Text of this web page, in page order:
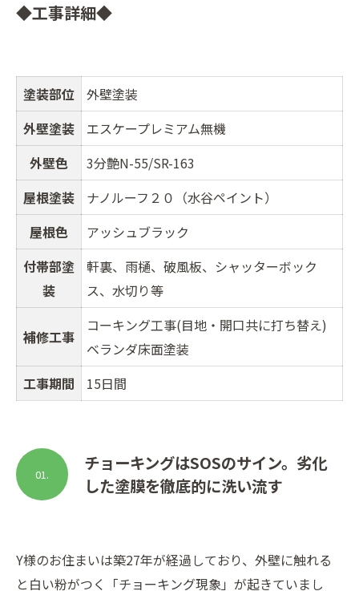
◆工事詳細◆
塗装部位
外壁塗装
外壁塗装
エスケープレミアム無機
外壁色
3分艶N-55/SR-163
屋根塗装
ナノルーフ２０（水谷ペイント）
屋根色
アッシュブラック
付帯部塗
装
軒裏、雨樋、破風板、シャッターボック
ス、水切り等
補修工事
コーキング工事(目地・開口共に打ち替え)
ベランダ床面塗装
工事期間
15日間
チョーキングはSOSのサイン。劣化
した塗膜を徹底的に洗い流す
01.
Y様のお住まいは築27年が経過しており、外壁に触れる
と白い粉がつく「チョーキング現象」が起きていまし